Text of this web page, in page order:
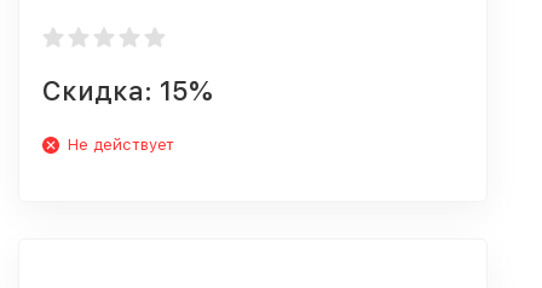
Скидка: 15%
Не действует